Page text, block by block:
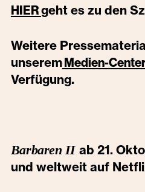
HIERgeht es zu den
Weitere
unseremMedien-
Verfügung.
Barbaren II ab 21.
und weltweit auf